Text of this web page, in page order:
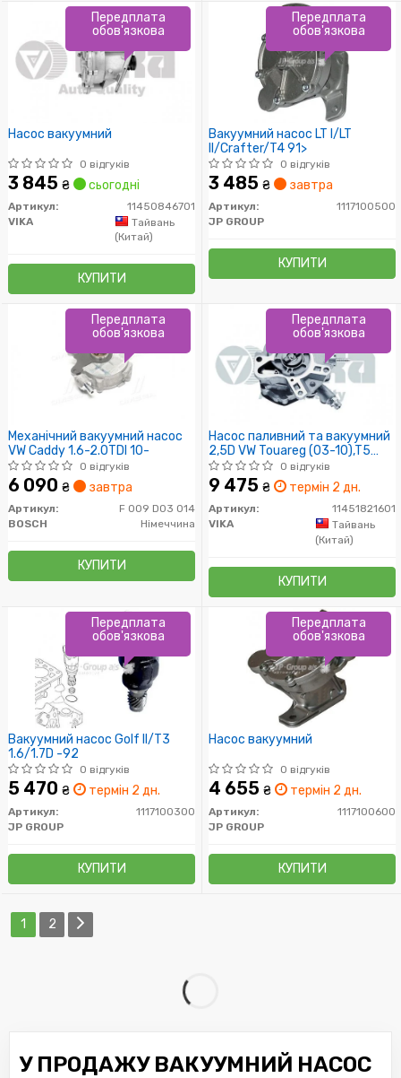
Насос вакуумний
0 відгуків
3 845 ₴ сьогодні
Артикул:
11450846701
VIKA
Тайвань
(Китай)
КУПИТИ
Передплата
обов'язкова
Вакуумний насос LT I/LT
II/Crafter/T4 91>
0 відгуків
3 485 ₴ завтра
Артикул:
1117100500
JP GROUP
КУПИТИ
Передплата
обов'язкова
Механічний вакуумний насос
VW Caddy 1.6-2.0TDI 10-
0 відгуків
6 090 ₴ завтра
Артикул:
F 009 D03 014
BOSCH
Німеччина
КУПИТИ
Передплата
обов'язкова
Насос паливний та вакуумний
2,5D VW Touareg (03-10),T5
(03-10) (11451821601) VIK
0 відгуків
9 475 ₴ термін 2 дн.
Артикул:
11451821601
VIKA
Тайвань
(Китай)
КУПИТИ
Передплата
обов'язкова
Вакуумний насос Golf II/T3
1.6/1.7D -92
0 відгуків
5 470 ₴ термін 2 дн.
Артикул:
1117100300
JP GROUP
КУПИТИ
Передплата
обов'язкова
Насос вакуумний
0 відгуків
4 655 ₴ термін 2 дн.
Артикул:
1117100600
JP GROUP
КУПИТИ
Передплата
обов'язкова
1 2
У ПРОДАЖУ ВАКУУМНИЙ НАСОС